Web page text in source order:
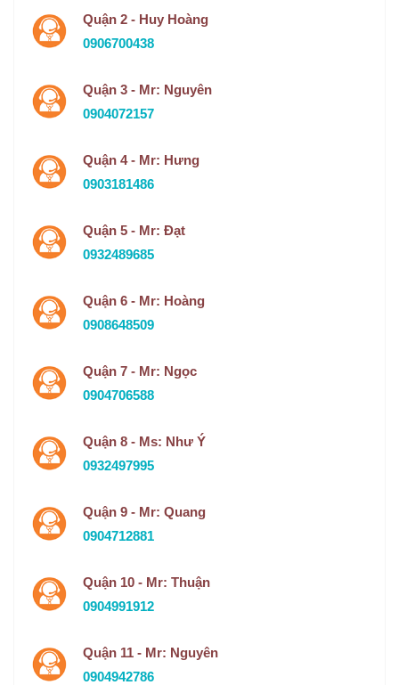
Quận 2 - Huy Hoàng
0906700438
Quận 3 - Mr: Nguyên
0904072157
Quận 4 - Mr: Hưng
0903181486
Quận 5 - Mr: Đạt
0932489685
Quận 6 - Mr: Hoàng
0908648509
Quận 7 - Mr: Ngọc
0904706588
Quận 8 - Ms: Như Ý
0932497995
Quận 9 - Mr: Quang
0904712881
Quận 10 - Mr: Thuận
0904991912
Quận 11 - Mr: Nguyên
0904942786